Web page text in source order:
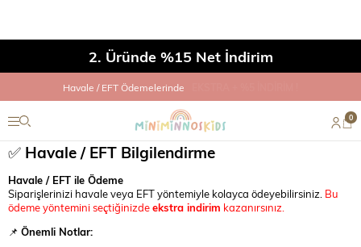
2. Üründe %15 Net İndirim
Havale / EFT Ödemelerinde
0
✅ Havale / EFT Bilgilendirme
Havale / EFT ile Ödeme
Siparişlerinizi havale veya EFT yöntemiyle kolayca ödeyebilirsiniz. Bu
ödeme yöntemini seçtiğinizdeekstra indirim kazanırsınız.
📌 Önemli Notlar: